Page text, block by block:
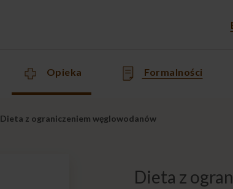
Opieka Formalności
Dieta z ograniczeniem węglowodanów
Dieta z